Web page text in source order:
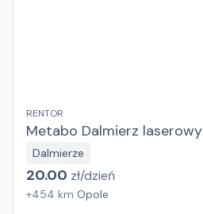
RENTOR
Metabo Dalmierz laserowy
Dalmierze
20.00 zł/dzień
+454 km Opole